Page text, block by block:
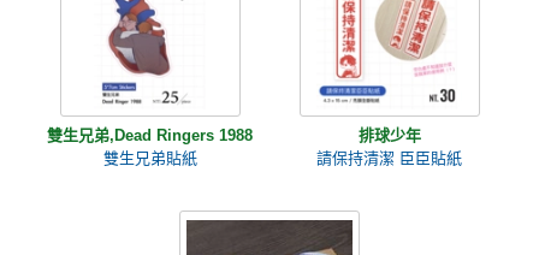
雙生兄弟,Dead Ringers 1988
雙生兄弟貼紙
排球少年
請保持清潔 臣臣貼紙